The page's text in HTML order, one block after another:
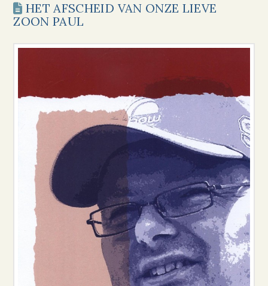
HET AFSCHEID VAN ONZE LIEVE
ZOON PAUL